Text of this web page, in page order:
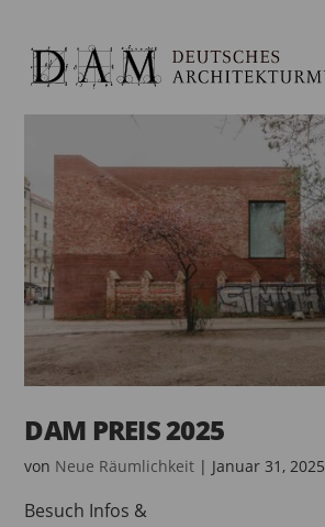
DAM PREIS 2025
von Neue Räumlichkeit | Januar 31, 2025
Besuch Infos &